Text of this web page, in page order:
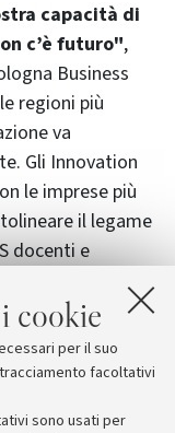
cookie
per il suo
facoltativi
sono usati per
capacità di
c’è futuro",
Business
regioni più
va
Gli Innovation
le imprese più
il legame
docenti e
un confronto di
business
Italia che ha
risorse, idee e